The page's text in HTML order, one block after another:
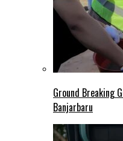
Ground Breaking
Banjarbaru